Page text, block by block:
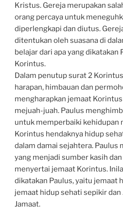
Kristus. Gereja merupakan
orang percaya untuk
diperlengkapi dan diutus.
ditentukan oleh suasana di
belajar dari apa yang dikatakan
Korintus.
Dalam penutup surat 2
harapan, himbauan dan
mengharapkan jemaat
mejuah-juah. Paulus
untuk memperbaiki kehidupan
Korintus hendaknya hidup
dalam damai sejahtera. Paulus
yang menjadi sumber kasih
menyertai jemaat Korintus.
dikatakan Paulus, yaitu jemaat
jemaat hidup sehati sepikir
Jamaat.